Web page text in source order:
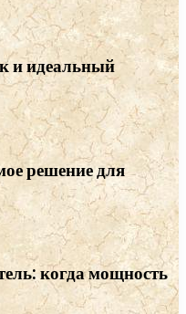
и идеальный
решение для
когда мощность